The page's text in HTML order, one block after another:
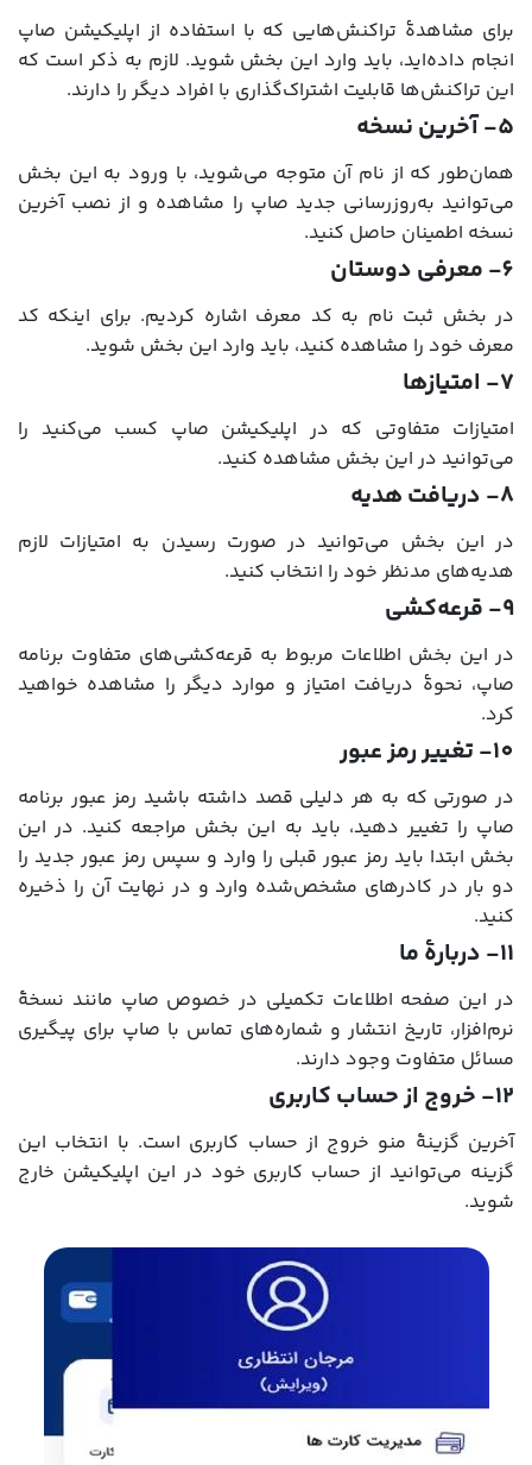
برای مشاهدۀ تراکنش‌هایی که با استفاده از اپلیکیشن صاپ
انجام داده‌اید، باید وارد این بخش شوید. لازم به ذکر است که
این تراکنش‌ها قابلیت اشتراک‌گذاری با افراد دیگر را دارند.
5- آخرین نسخه
همان‌طور که از نام آن متوجه می‌شوید، با ورود به این بخش
می‌توانید به‌روزرسانی جدید صاپ را مشاهده و از نصب آخرین
نسخه اطمینان حاصل کنید.
6- معرفی دوستان
در بخش ثبت نام به کد معرف اشاره کردیم. برای اینکه کد
معرف خود را مشاهده کنید، باید وارد این بخش شوید.
7- امتیازها
امتیازات متفاوتی که در اپلیکیشن صاپ کسب می‌کنید را
می‌توانید در این بخش مشاهده کنید.
8- دریافت هدیه
در این بخش می‌توانید در صورت رسیدن به امتیازات لازم
هدیه‌های مدنظر خود را انتخاب کنید.
9- قرعه‌کشی
در این بخش اطلاعات مربوط به قرعه‌کشی‌های متفاوت برنامه
صاپ، نحوۀ دریافت امتیاز و موارد دیگر را مشاهده خواهید
کرد.
10- تغییر رمز عبور
در صورتی که به هر دلیلی قصد داشته باشید رمز عبور برنامه
صاپ را تغییر دهید، باید به این بخش مراجعه کنید. در این
بخش ابتدا باید رمز عبور قبلی را وارد و سپس رمز عبور جدید را
دو بار در کادرهای مشخص‌شده وارد و در نهایت آن را ذخیره
کنید.
11- دربارۀ ما
در این صفحه اطلاعات تکمیلی در خصوص صاپ مانند نسخۀ
نرم‌افزار، تاریخ انتشار و شماره‌های تماس با صاپ برای پیگیری
مسائل متفاوت وجود دارند.
12- خروج از حساب کاربری
آخرین گزینۀ منو خروج از حساب کاربری است. با انتخاب این
گزینه می‌توانید از حساب کاربری خود در این اپلیکیشن خارج
شوید.